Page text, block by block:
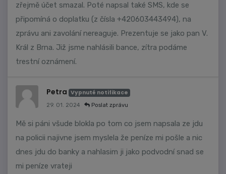
zřejmě účet smazal. Poté napsal také SMS, kde se
připomíná o doplatku (z čísla +420603443494), na
zprávu ani zavolání nereaguje. Prezentuje se jako pan V.
Král z Brna. Již jsme nahlásili bance, zítra podáme
trestní oznámení.
Petra Vypnuté notifikace
29. 01. 2024 Poslat zprávu
Mě si páni všude blokla po tom co jsem napsala ze jdu
na policii najivne jsem myslela že peníze mi pošle a nic
dnes jdu do banky a nahlasim ji jako podvodní snad se
mi peníze vrateji